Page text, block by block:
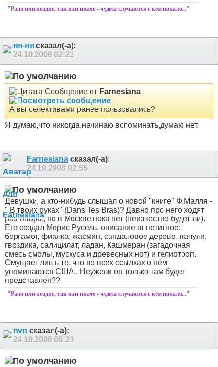
"Рано или поздно, так или иначе - чудеса случаются с кем попало..."
ня-ня сказал(-а):
24.10.2008 02:23
Сообщение от Farnesiana
А вы селективами ранее пользовались?
Я думаю,что никогда,начинаю вспоминать,думаю нет.
Farnesiana сказал(-а):
24.10.2008 02:55
Девушки, а кто-нибудь слышал о новой "книге" Ф.Малля -
" В твоих руках" (Dans Tes Bras)? Давно про него ходят
разговоры, но в Москве пока нет (неизвестно будет ли).
Его создал Морис Русель, описание аппетитное:
бергамот, фиалка, жасмин, сандаловое дерево, пачули,
гвоздика, салицилат, ладан, Кашмеран (загадочная
смесь смолы, мускуса и древесных нот) и гелиотроп.
Смущает лишь то, что во всех ссылках о нём
упоминаются США.. Неужели он только там будет
представлен??
"Рано или поздно, так или иначе - чудеса случаются с кем попало..."
nvn сказал(-а):
24.10.2008 08:21